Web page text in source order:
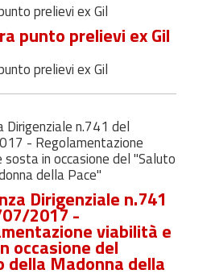
prelievi ex Gil
punto prelievi ex Gil
prelievi ex Gil
Dirigenziale n.741 del
- Regolamentazione
in occasione del "Saluto
della Pace"
Dirigenziale n.741
2017 -
viabilità e
occasione del
della Madonna della